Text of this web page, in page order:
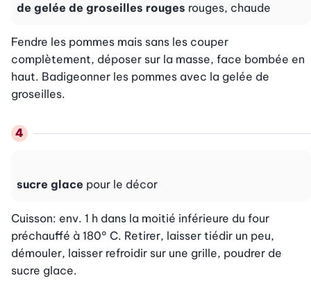
de gelée de groseilles rouges rouges, chaude
Fendre les pommes mais sans les couper
complètement, déposer sur la masse, face bombée en
haut. Badigeonner les pommes avec la gelée de
groseilles.
sucre glace pour le décor
Cuisson: env. 1 h dans la moitié inférieure du four
préchauffé à 180° C. Retirer, laisser tiédir un peu,
démouler, laisser refroidir sur une grille, poudrer de
sucre glace.